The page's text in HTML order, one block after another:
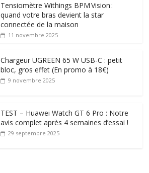
Tensiomètre Withings BPM Vision :
quand votre bras devient la star
connectée de la maison
11 novembre 2025
Chargeur UGREEN 65 W USB-C : petit
bloc, gros effet (En promo à 18€)
9 novembre 2025
TEST – Huawei Watch GT 6 Pro : Notre
avis complet après 4 semaines d’essai !
29 septembre 2025